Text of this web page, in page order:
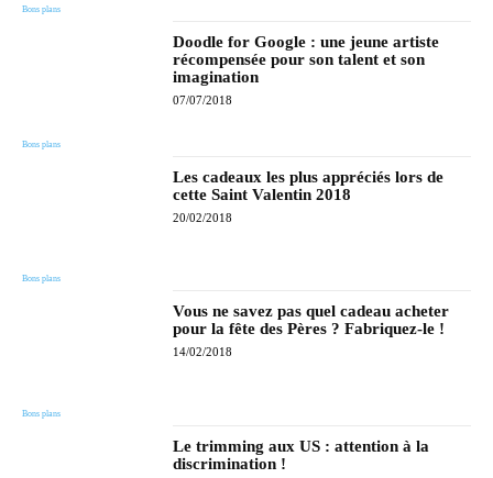
Bons plans
Bons plans
Doodle for Google : une jeune artiste
récompensée pour son talent et son
imagination
07/07/2018
Bons plans
Les cadeaux les plus appréciés lors de
cette Saint Valentin 2018
20/02/2018
Bons plans
Vous ne savez pas quel cadeau acheter
pour la fête des Pères ? Fabriquez-le !
14/02/2018
Le trimming aux US : attention à la
discrimination !